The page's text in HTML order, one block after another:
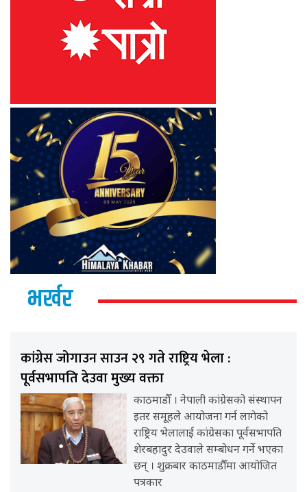
भर्खर
कांग्रेस जोगाउन साउन २९ गते राष्ट्रिय भेला :
पूर्वसभापति देउवा मुख्य वक्ता
काठमाडौँ । नेपाली कांग्रेसको संस्थापन
इतर समूहले आयोजना गर्न लागेको
राष्ट्रिय भेलालाई कांग्रेसका पूर्वसभापति
शेरबहादुर देउवाले सम्बोधन गर्ने भएका
छन् । शुक्रबार काठमाडौँमा आयोजित
पत्रकार